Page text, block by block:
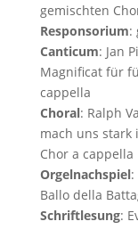
gemischten
Responsorium:
Canticum: Jan
Magnificat für
cappella
Choral: Ralph
mach uns
Chor a cappella
Orgelnachspiel:
Ballo della
Schriftlesung: